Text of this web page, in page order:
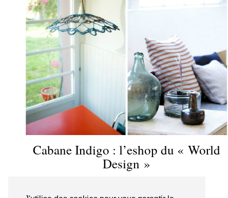
Cabane Indigo : l’eshop du « World
Design »